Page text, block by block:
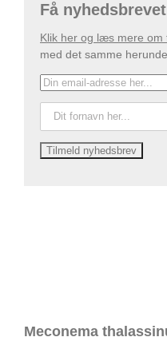
Meconema
Få nyhedsbrevet
Klik her og læs mere om
med det samme